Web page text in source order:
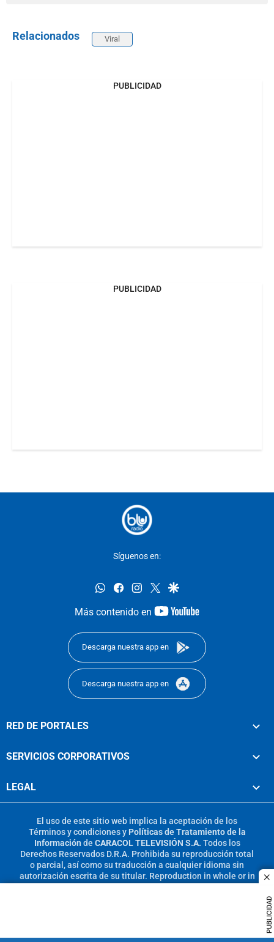
PUBLICIDAD
Relacionados Viral
PUBLICIDAD
PUBLICIDAD
Síguenos en:
whatsappfacebookinstagram
twittergoogle
Más contenido en
youtube-
Descarga nuestra app en
Descarga nuestra app en
RED DE PORTALES
SERVICIOS CORPORATIVOS
LEGAL
El uso de este sitio web implica la aceptación de los
Términos y condicionesy Políticas de Tratamiento de la
Información de CARACOL TELEVISIÓN S.A. Todos los
Derechos Reservados D.R.A. Prohibida su reproducción total
o parcial, así como su traducción a cualquier idioma sin
autorización escrita de su titular. Reproduction in whole or in